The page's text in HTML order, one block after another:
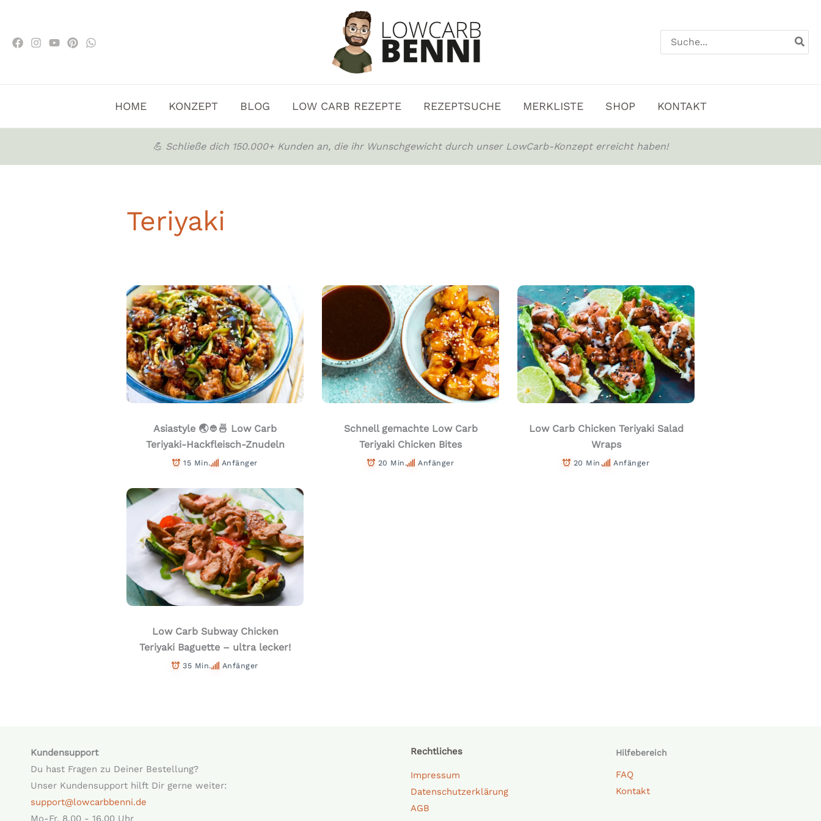
springen
Search
for:
HOME KONZEPT BLOG LOW CARB REZEPTE REZEPTSUCHE MERKLISTE SHOP KONTAKT
💪 Schließe dich 150.000+ Kunden an, die ihr Wunschgewicht durch unser LowCarb-Konzept erreicht haben!
Teriyaki
Asiastyle 🌏👲🍜 Low Carb
Teriyaki-Hackfleisch-Znudeln
15 Min. Anfänger
Schnell gemachte Low Carb
Teriyaki Chicken Bites
20 Min. Anfänger
Low Carb Chicken Teriyaki Salad
Wraps
20 Min. Anfänger
Low Carb Subway Chicken
Teriyaki Baguette – ultra lecker!
35 Min. Anfänger
Kundensupport
Du hast Fragen zu Deiner Bestellung?
Unser Kundensupport hilft Dir gerne weiter:
support@lowcarbbenni.de
Mo-Fr. 8.00 - 16.00 Uhr
Rechtliches
Impressum
Datenschutzerklärung
AGB
Hilfebereich
FAQ
Kontakt